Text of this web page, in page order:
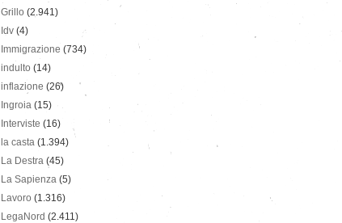
Grillo (2.941)
Idv (4)
Immigrazione (734)
indulto (14)
inflazione (26)
Ingroia (15)
Interviste (16)
la casta (1.394)
La Destra (45)
La Sapienza (5)
Lavoro (1.316)
LegaNord (2.411)